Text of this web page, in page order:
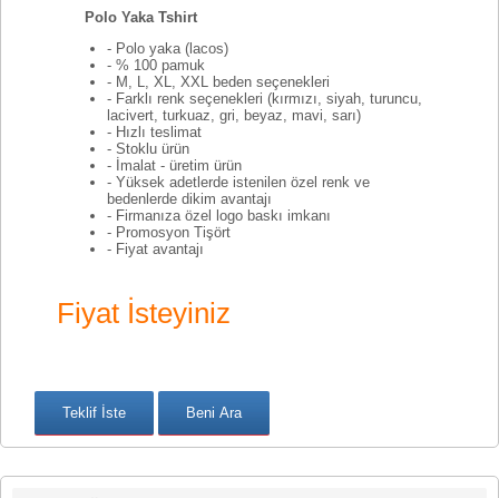
Polo Yaka Tshirt
- Polo yaka (lacos)
- % 100 pamuk
- M, L, XL, XXL beden seçenekleri
- Farklı renk seçenekleri (kırmızı, siyah, turuncu,
lacivert, turkuaz, gri, beyaz, mavi, sarı)
- Hızlı teslimat
- Stoklu ürün
- İmalat - üretim ürün
- Yüksek adetlerde istenilen özel renk ve
bedenlerde dikim avantajı
- Firmanıza özel logo baskı imkanı
- Promosyon Tişört
- Fiyat avantajı
Fiyat İsteyiniz